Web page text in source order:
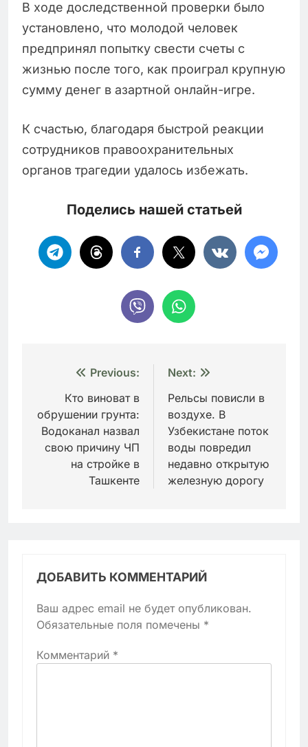
В ходе доследственной проверки было
установлено, что молодой человек
предпринял попытку свести счеты с
жизнью после того, как проиграл крупную
сумму денег в азартной онлайн-игре.
К счастью, благодаря быстрой реакции
сотрудников правоохранительных
органов трагедии удалось избежать.
Поделись нашей статьей
Навигация
записям
Previous:
Кто виноват в
обрушении грунта:
Водоканал назвал
свою причину ЧП
на стройке в
Ташкенте
Next:
Рельсы повисли в
воздухе. В
Узбекистане поток
воды повредил
недавно открытую
железную дорогу
ДОБАВИТЬ КОММЕНТАРИЙ
Ваш адрес email не будет опубликован.
Обязательные поля помечены *
Комментарий *